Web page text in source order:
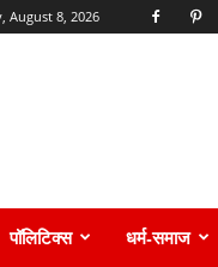
August 8, 2026
पॉलिटिक्स धर्म-समाज